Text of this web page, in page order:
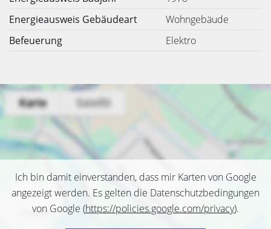
Energieausweis Gebäudeart
Wohngebäude
Befeuerung
Elektro
Ich bin damit einverstanden, dass mir Karten von Google
angezeigt werden. Es gelten die Datenschutzbedingungen
von Google (https://policies.google.com/privacy).